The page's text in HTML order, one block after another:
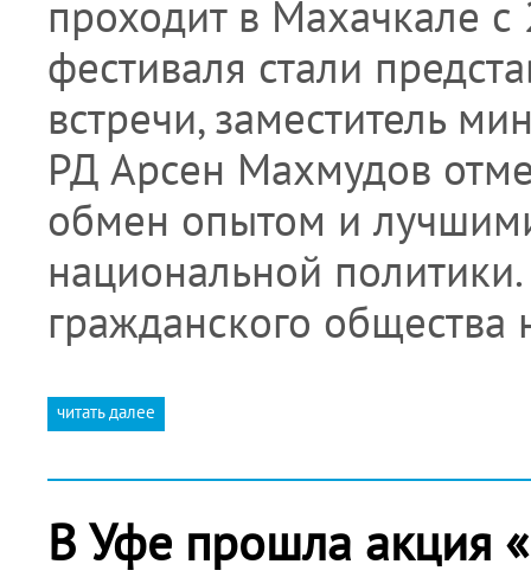
проходит в Махачкале с
фестиваля стали
встречи, заместитель
РД Арсен Махмудов
обмен опытом и
национальной
гражданского
читать далее
В Уфе прошла акция